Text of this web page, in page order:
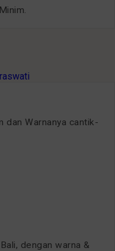
dan Warnanya cantik-
dengan warna &